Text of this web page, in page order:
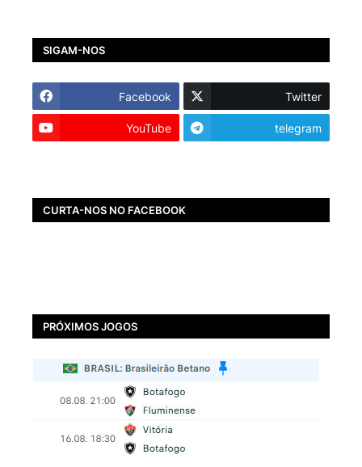
SIGAM-NOS
Facebook Twitter
YouTube telegram
CURTA-NOS NO FACEBOOK
PRÓXIMOS JOGOS